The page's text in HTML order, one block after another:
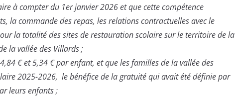
à compter du 1er janvier 2026 et que cette compétence
la commande des repas, les relations contractuelles avec le
la totalité des sites de restauration scolaire sur le territoire de la
la vallée des Villards ;
€ et 5,34 € par enfant, et que les familles de la vallée des
2025-2026, le bénéfice de la gratuité qui avait été définie par
leurs enfants ;